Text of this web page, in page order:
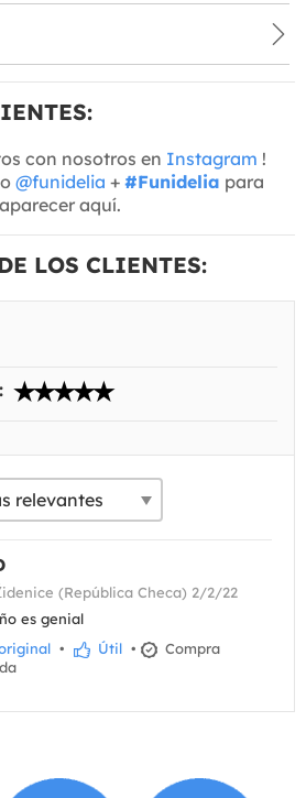
con nosotros en Instagram !
@funidelia + #Funidelia para
aparecer aquí.
LOS CLIENTES:
(República Checa) 2/2/22
es genial
• Útil •
Compra